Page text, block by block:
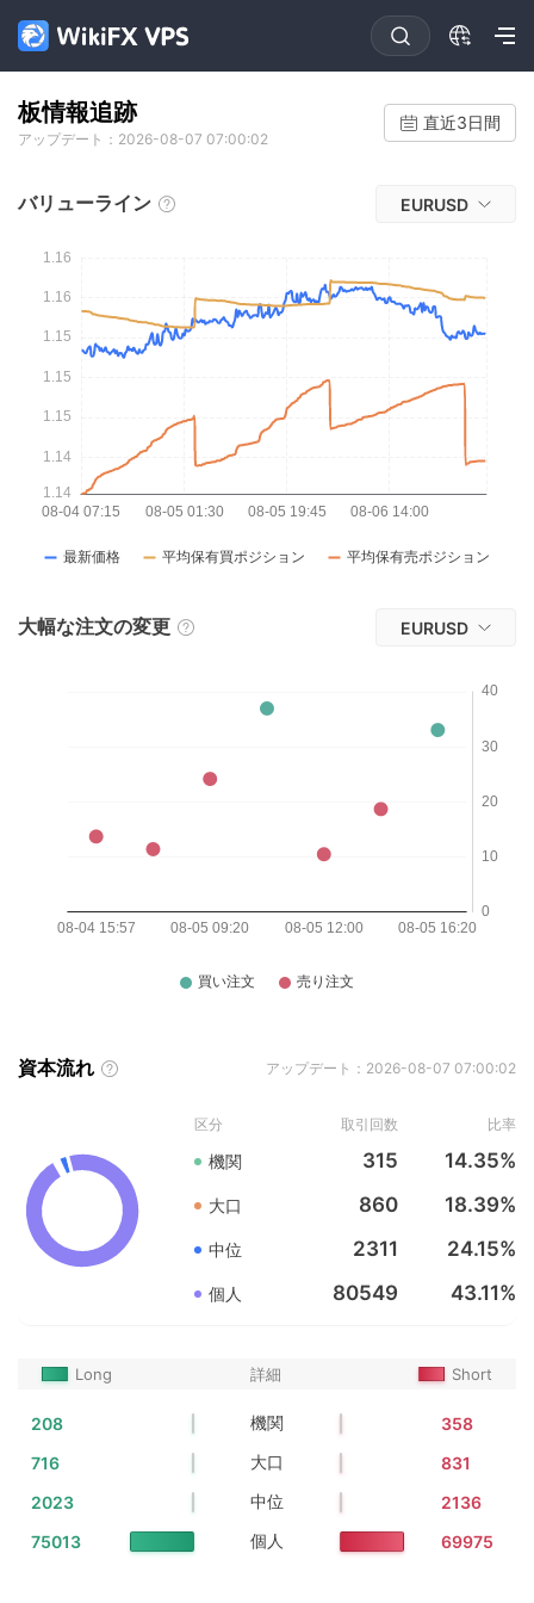
板情報追跡
アップデート：2026-08-07 07:00:02
直近3日間
バリューライン EURUSD
大幅な注文の変更 EURUSD
資本流れ アップデート：2026-08-07 07:00:02
区分 取引回数 比率
機関 315 14.35%
大口 860 18.39%
中位 2311 24.15%
個人 80549 43.11%
Long 詳細 Short
208 機関
358
716
大口
831
2023
中位
2136
75013
個人 69975